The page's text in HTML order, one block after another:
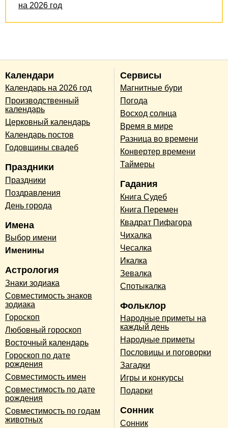
на 2026 год
Календари
Календарь на 2026 год
Производственный
календарь
Церковный календарь
Календарь постов
Годовщины свадеб
Праздники
Праздники
Поздравления
День города
Имена
Выбор имени
Именины
Астрология
Знаки зодиака
Совместимость знаков
зодиака
Гороскоп
Любовный гороскоп
Восточный календарь
Гороскоп по дате
рождения
Совместимость имен
Совместимость по дате
рождения
Совместимость по годам
животных
Сервисы
Магнитные бури
Погода
Восход солнца
Время в мире
Разница во времени
Конвертер времени
Таймеры
Гадания
Книга Судеб
Книга Перемен
Квадрат Пифагора
Чихалка
Чесалка
Икалка
Зевалка
Спотыкалка
Фольклор
Народные приметы на
каждый день
Народные приметы
Пословицы и поговорки
Загадки
Игры и конкурсы
Подарки
Сонник
Сонник